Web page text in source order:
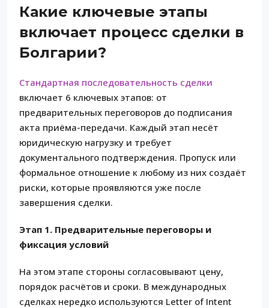
Какие ключевые этапы
включает процесс сделки в
Болгарии?
Стандартная последовательность сделки
включает 6 ключевых этапов: от
предварительных переговоров до подписания
акта приёма-передачи. Каждый этап несёт
юридическую нагрузку и требует
документального подтверждения. Пропуск или
формальное отношение к любому из них создаёт
риски, которые проявляются уже после
завершения сделки.
Этап 1. Предварительные переговоры и
фиксация условий
На этом этапе стороны согласовывают цену,
порядок расчётов и сроки. В международных
сделках нередко используются Letter of Intent